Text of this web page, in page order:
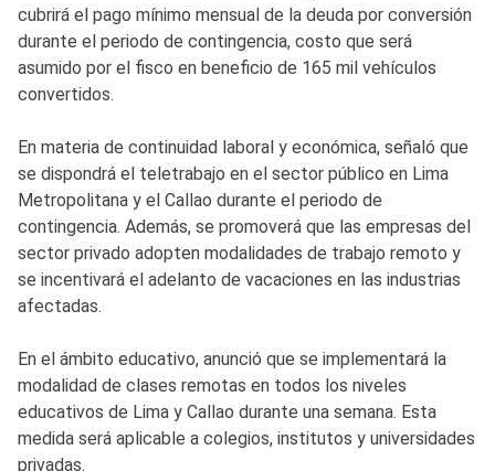
cubrirá el pago mínimo mensual de la deuda por conversión
durante el periodo de contingencia, costo que será
asumido por el fisco en beneficio de 165 mil vehículos
convertidos.
En materia de continuidad laboral y económica, señaló que
se dispondrá el teletrabajo en el sector público en Lima
Metropolitana y el Callao durante el periodo de
contingencia. Además, se promoverá que las empresas del
sector privado adopten modalidades de trabajo remoto y
se incentivará el adelanto de vacaciones en las industrias
afectadas.
En el ámbito educativo, anunció que se implementará la
modalidad de clases remotas en todos los niveles
educativos de Lima y Callao durante una semana. Esta
medida será aplicable a colegios, institutos y universidades
privadas.